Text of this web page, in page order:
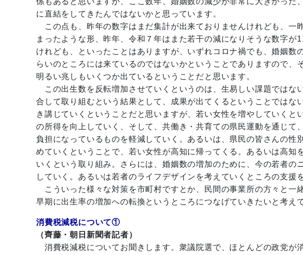
に直結をしてきたんではないかと思っています。
この点も、昨年の数字はまだ集計が出来ておりませんけれども、一
まったような形、昨年、令和７年はまた若干の減になりそうな数字が
けれども、といったことはありますが、いずれコロナ禍でも、婚姻数
らいのところには来ているのではないかということでありますので、
明るい兆しもいくつか出ているということだと思います。
この出生数を反転増加させていくというのは、生易しい課題ではな
合して取り組むという結果として、成果が出てくるということではな
き講じていくということだと思いますが、若い女性を増やしていくと
の所得を向上していく、そして、共働き・共育ての県民運動を通じて
負担になっているものを軽減していく。あるいは、県民の皆さんの性
めていくということで、若い女性が高知に帰ってくる。あるいは高知
いくという取り組み。さらには、婚姻数の増加のために、今の若者の
していく。あるいは若者のライフデザインを考えていくところの支援
こういった様々な対策を市町村ですとか、民間の事業所の方々と一
早期に出生率の増加への転換というところにつなげていきたいと考え
消費税減税について①
（齊藤・朝日新聞者記者）
消費税減税についてお聞きします。衆議院選で、ほとんどの政党が